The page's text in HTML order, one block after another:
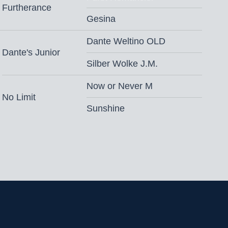
(vaste kosten € 500,- + € 500,- bij
toeslag gezondheidscertificaat* en
ochtends
Furtherance
Gesina
Dante's Junior
Dante Weltino OLD
Silber Wolke J.M.
No Limit
Now or Never M
Sunshine